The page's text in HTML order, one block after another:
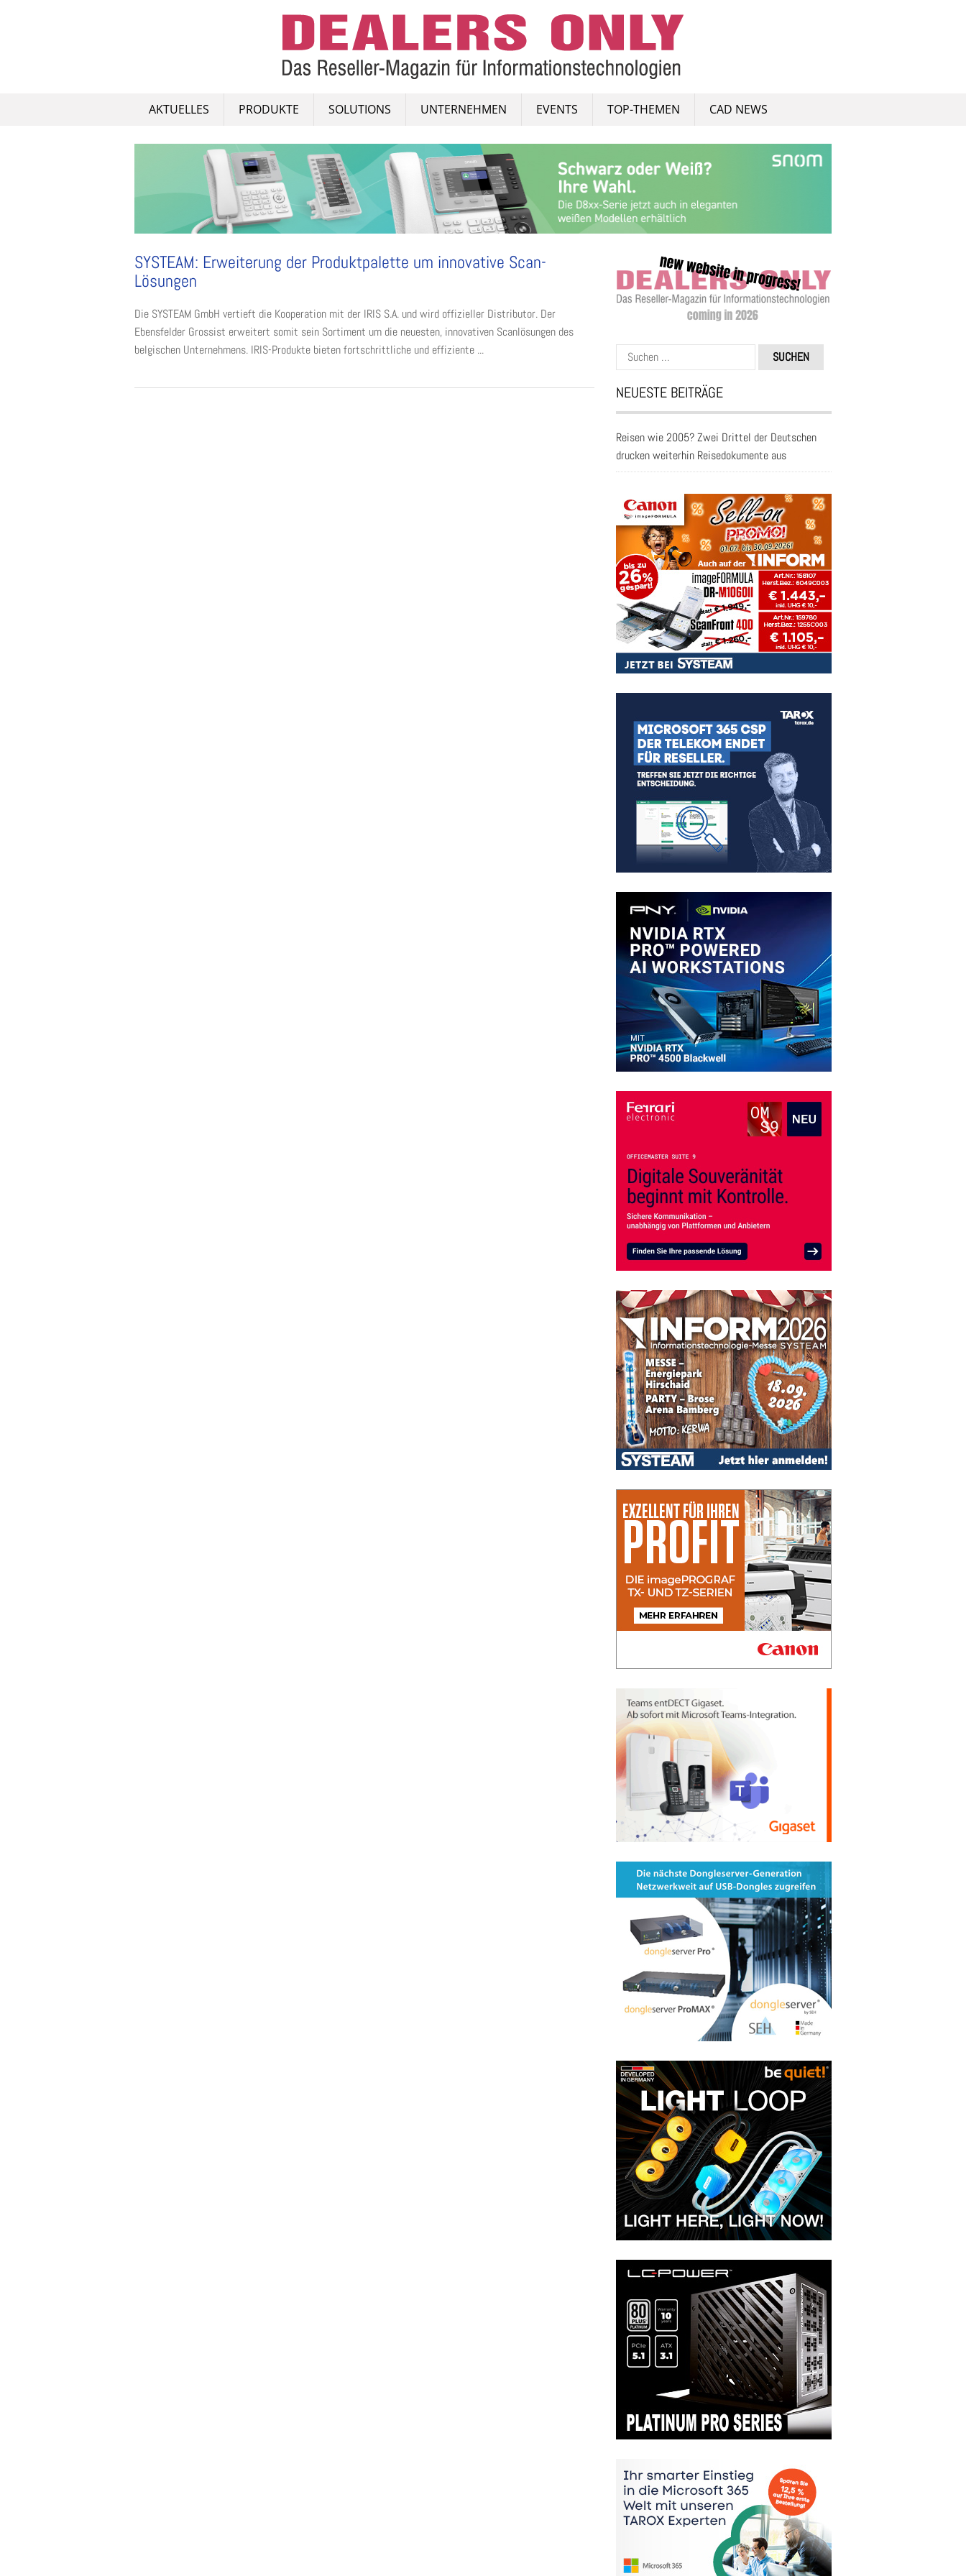
AKTUELLES PRODUKTE SOLUTIONS UNTERNEHMEN EVENTS TOP-THEMEN CAD NEWS
SYSTEAM: Erweiterung der Produktpalette um innovative Scan-
Lösungen
Die SYSTEAM GmbH vertieft die Kooperation mit der IRIS S.A. und wird offizieller Distributor. Der
Ebensfelder Grossist erweitert somit sein Sortiment um die neuesten, innovativen Scanlösungen des
belgischen Unternehmens. IRIS-Produkte bieten fortschrittliche und effiziente ...
Suchen
nach:
NEUESTE BEITRÄGE
Reisen wie 2005? Zwei Drittel der Deutschen
drucken weiterhin Reisedokumente aus